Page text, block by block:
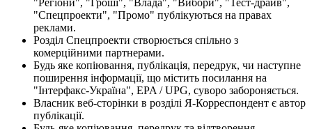
"Спецпроекти", "Промо" публікуються на правах
реклами.
Розділ Спецпроекти створюється спільно з
комерційними партнерами.
Будь яке копіювання, публікація, передрук, чи наступне
поширення інформації, що містить посилання на
"Інтерфакс-Україна", EPA / UPG, суворо забороняється.
Власник веб-сторінки в розділі Я-Корреспондент є автор
публікації.